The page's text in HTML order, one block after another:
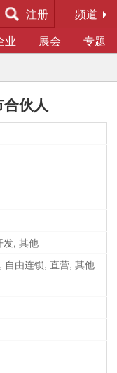
注册
频道
业 展会 专题
伙人
发, 其他
自由连锁, 直营, 其他